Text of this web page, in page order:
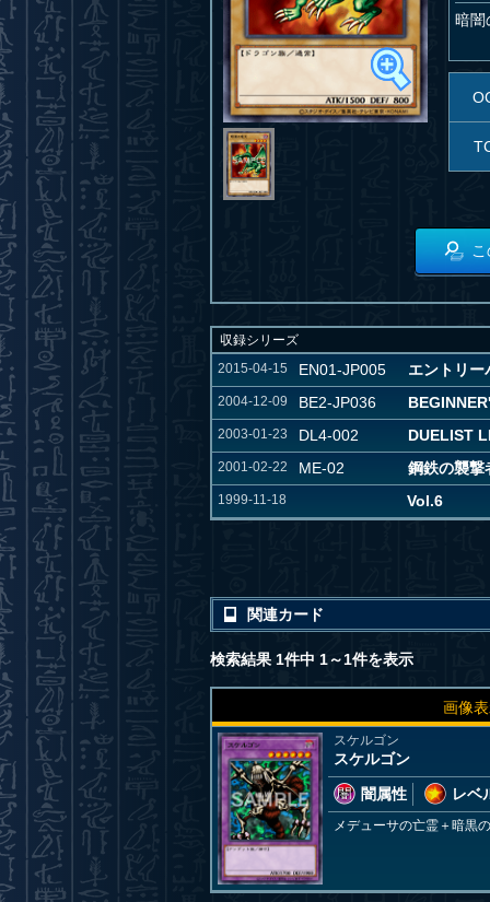
暗闇
収録シリーズ
2015-04-15
EN01-JP005 エントリー
2004-12-09 BE2-JP036
2003-01-23 DL4-002 DUELIST
2001-02-22 ME-02 鋼鉄の襲撃
1999-11-18 Vol.6
関連カード
検索結果 1件中 1～1件を表示
画像
スケルゴン
スケルゴン
闇属性
レベ
メデューサの亡霊＋暗黒